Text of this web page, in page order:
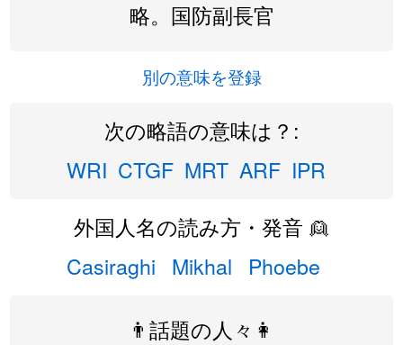
略。国防副長官
別の意味を登録
次の略語の意味は？:
WRI CTGF MRT ARF IPR
外国人名の読み方・発音 👱
Casiraghi Mikhal Phoebe
👨話題の人々👩